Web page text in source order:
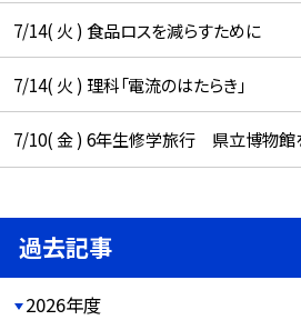
7/14( 火 ) 食品ロスを減らすために
7/14( 火 ) 理科「電流のはたらき」
7/10( 金 ) 6年生修学旅行 県立博物館
過去記事
2026年度